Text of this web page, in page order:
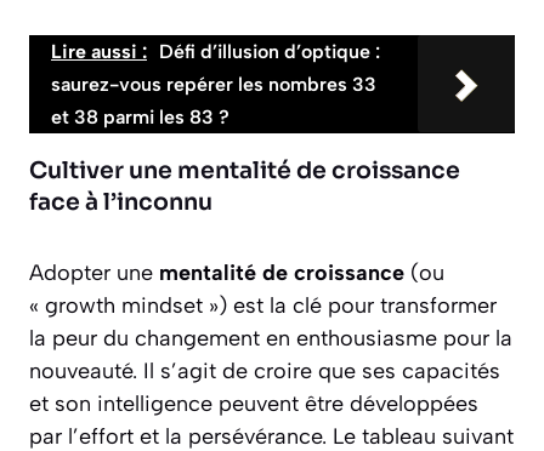
Lire aussi : Défi d’illusion d’optique :
saurez-vous repérer les nombres 33
et 38 parmi les 83 ?
Cultiver une mentalité de croissance
face à l’inconnu
Adopter une mentalité de croissance (ou
« growth mindset ») est la clé pour transformer
la peur du changement en enthousiasme pour la
nouveauté. Il s’agit de croire que ses capacités
et son intelligence peuvent être développées
par l’effort et la persévérance. Le tableau suivant